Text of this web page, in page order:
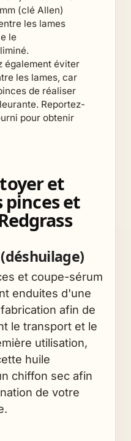
(clé Allen)
les lames
le
également éviter
les lames, car
de réaliser
Reportez-
pour obtenir
et
et
et coupe-sérum
enduites d'une
afin de
le transport et le
utilisation,
huile
chiffon sec afin
de votre